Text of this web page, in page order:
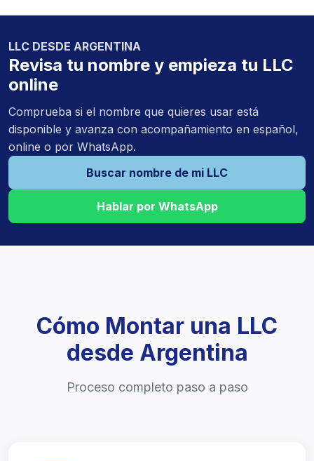
LLC DESDE ARGENTINA
Revisa tu nombre y empieza tu LLC
online
Comprueba si el nombre que quieres usar está
disponible y avanza con acompañamiento en español,
online o por WhatsApp.
Buscar nombre de mi LLC
Hablar por WhatsApp
Cómo Montar una LLC
desde Argentina
Proceso completo paso a paso